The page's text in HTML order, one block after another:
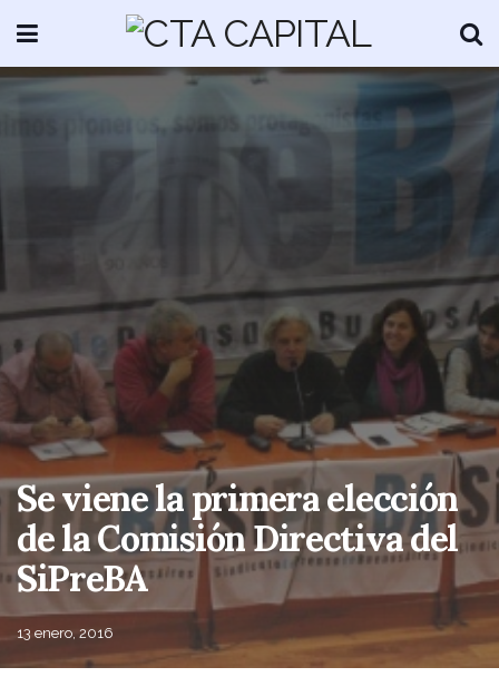
Se viene la primera elección
de la Comisión Directiva del
SiPreBA
13 enero, 2016